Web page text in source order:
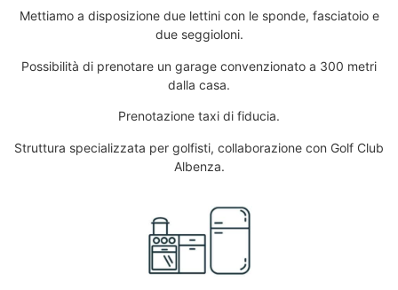
Mettiamo a disposizione due lettini con le sponde, fasciatoio e
due seggioloni.
Possibilità di prenotare un garage convenzionato a 300 metri
dalla casa.
Prenotazione taxi di fiducia.
Struttura specializzata per golfisti, collaborazione con Golf Club
Albenza.